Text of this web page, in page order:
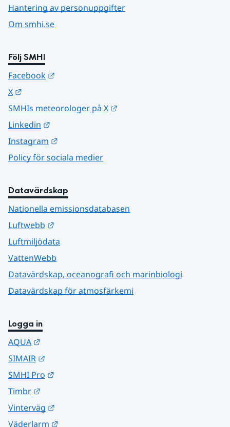
Hantering av personuppgifter
Om smhi.se
Följ SMHI
Facebook
X
SMHIs meteorologer på X
Linkedin
Instagram
Policy för sociala medier
Datavärdskap
Nationella emissionsdatabasen
Luftwebb
Luftmiljödata
VattenWebb
Datavärdskap, oceanografi och marinbiologi
Datavärdskap för atmosfärkemi
Logga in
AQUA
SIMAIR
SMHI Pro
Timbr
Vinterväg
Väderlarm